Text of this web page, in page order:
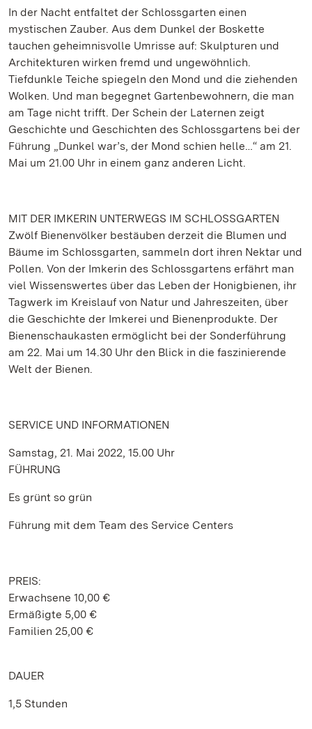
In der Nacht entfaltet der Schlossgarten einen
mystischen Zauber. Aus dem Dunkel der Boskette
tauchen geheimnisvolle Umrisse auf: Skulpturen und
Architekturen wirken fremd und ungewöhnlich.
Tiefdunkle Teiche spiegeln den Mond und die ziehenden
Wolken. Und man begegnet Gartenbewohnern, die man
am Tage nicht trifft. Der Schein der Laternen zeigt
Geschichte und Geschichten des Schlossgartens bei der
Führung „Dunkel war’s, der Mond schien helle…“ am 21.
Mai um 21.00 Uhr in einem ganz anderen Licht.
MIT DER IMKERIN UNTERWEGS IM SCHLOSSGARTEN
Zwölf Bienenvölker bestäuben derzeit die Blumen und
Bäume im Schlossgarten, sammeln dort ihren Nektar und
Pollen. Von der Imkerin des Schlossgartens erfährt man
viel Wissenswertes über das Leben der Honigbienen, ihr
Tagwerk im Kreislauf von Natur und Jahreszeiten, über
die Geschichte der Imkerei und Bienenprodukte. Der
Bienenschaukasten ermöglicht bei der Sonderführung
am 22. Mai um 14.30 Uhr den Blick in die faszinierende
Welt der Bienen.
SERVICE UND INFORMATIONEN
Samstag, 21. Mai 2022, 15.00 Uhr
FÜHRUNG
Es grünt so grün
Führung mit dem Team des Service Centers
PREIS:
Erwachsene 10,00 €
Ermäßigte 5,00 €
Familien 25,00 €
DAUER
1,5 Stunden